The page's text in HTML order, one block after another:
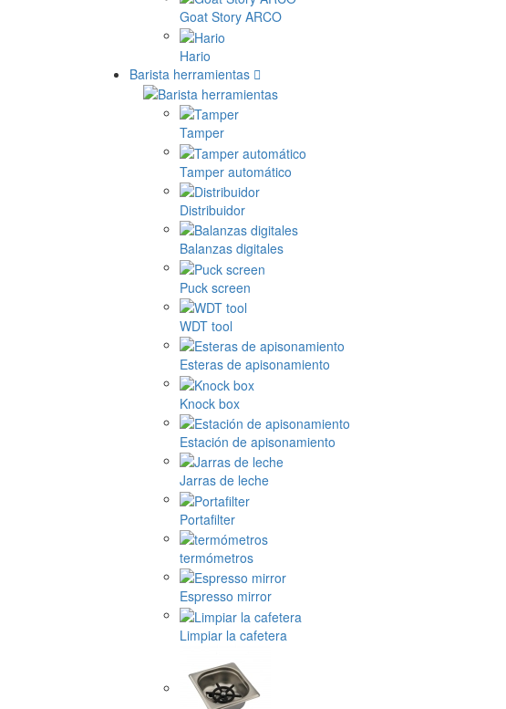
Goat Story ARCO
Hario
Barista herramientas
Tamper
Tamper automático
Distribuidor
Balanzas digitales
Puck screen
WDT tool
Esteras de apisonamiento
Knock box
Estación de apisonamiento
Jarras de leche
Portafilter
termómetros
Espresso mirror
Limpiar la cafetera